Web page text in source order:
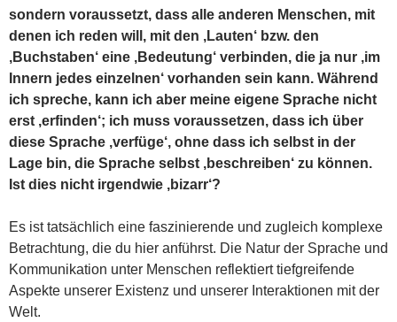
sondern voraussetzt, dass alle anderen Menschen, mit
denen ich reden will, mit den ‚Lauten‘ bzw. den
‚Buchstaben‘ eine ‚Bedeutung‘ verbinden, die ja nur ‚im
Innern jedes einzelnen‘ vorhanden sein kann. Während
ich spreche, kann ich aber meine eigene Sprache nicht
erst ‚erfinden‘; ich muss voraussetzen, dass ich über
diese Sprache ‚verfüge‘, ohne dass ich selbst in der
Lage bin, die Sprache selbst ‚beschreiben‘ zu können.
Ist dies nicht irgendwie ‚bizarr‘?
Es ist tatsächlich eine faszinierende und zugleich komplexe
Betrachtung, die du hier anführst. Die Natur der Sprache und
Kommunikation unter Menschen reflektiert tiefgreifende
Aspekte unserer Existenz und unserer Interaktionen mit der
Welt.